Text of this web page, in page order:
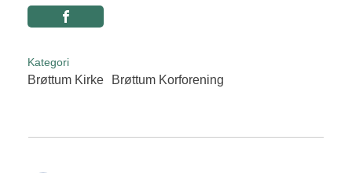
Kategori
Brøttum Kirke Brøttum Korforening